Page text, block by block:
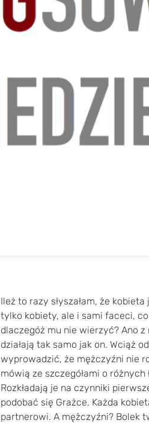
Ileż to razy słyszałam, że
tylko kobiety, ale i sami faceci,
dlaczegóż mu nie wierzyć? Ano
działają tak samo jak on. Wciąż
wyprowadzić, że mężczyźni nie
mówią ze szczegółami o
Rozkładają je na czynniki
podobać się Grażce. Każda
partnerowi. A mężczyźni? Bolek